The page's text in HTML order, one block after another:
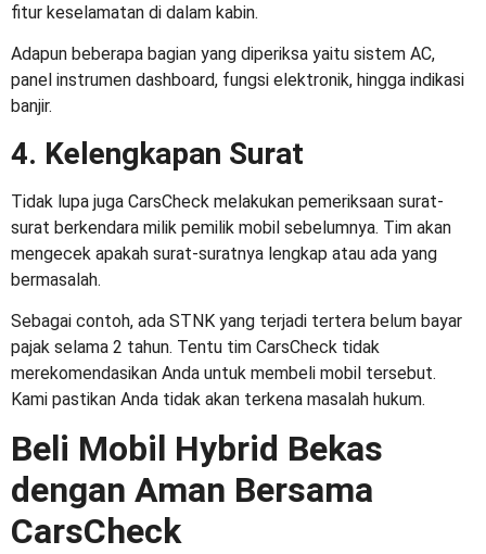
fitur keselamatan di dalam kabin.
Adapun beberapa bagian yang diperiksa yaitu sistem AC,
panel instrumen dashboard, fungsi elektronik, hingga indikasi
banjir.
4. Kelengkapan Surat
Tidak lupa juga CarsCheck melakukan pemeriksaan surat-
surat berkendara milik pemilik mobil sebelumnya. Tim akan
mengecek apakah surat-suratnya lengkap atau ada yang
bermasalah.
Sebagai contoh, ada STNK yang terjadi tertera belum bayar
pajak selama 2 tahun. Tentu tim CarsCheck tidak
merekomendasikan Anda untuk membeli mobil tersebut.
Kami pastikan Anda tidak akan terkena masalah hukum.
Beli Mobil Hybrid Bekas
dengan Aman Bersama
CarsCheck